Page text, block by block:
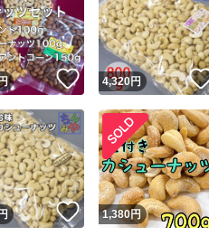
いいね！
4,320円
円 いいね！
1,380円